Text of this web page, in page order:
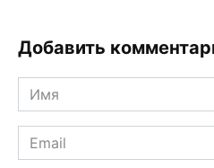
Добавить
Имя
*
Email
*